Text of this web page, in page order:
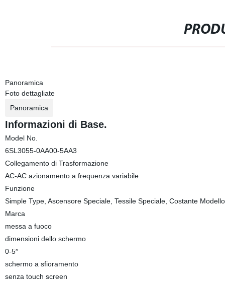
Panoramica
Foto dettagliate
Panoramica
Informazioni di Base.
Model No.
6SL3055-0AA00-5AA3
Collegamento di Trasformazione
AC-AC azionamento a frequenza variabile
Funzione
Simple Type, Ascensore Speciale, Tessile Speciale, Costante
Marca
messa a fuoco
dimensioni dello schermo
0-5′′
schermo a sfioramento
senza touch screen